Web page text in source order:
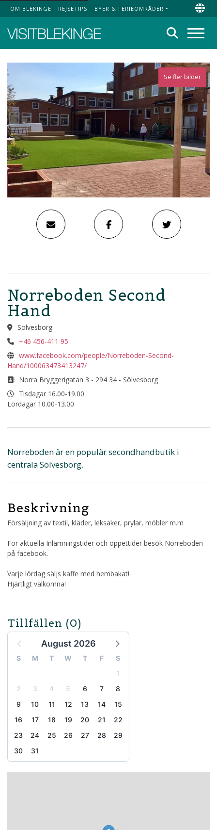
Top Menu
OM BLEKINGE REJSETIPS BYER & FERIEOMRÅDER
Søg
Se fler bilder
Norreboden Second
Hand
Sölvesborg
+46 456-411 95
www.facebook.com/people/Norreboden-Second-
Hand/100063473413247/
Norra Bryggerigatan 3 - 294 34 - Sölvesborg
Tisdagar 16.00-19.00
Lördagar 10.00-13.00
Norreboden är en populär secondhandbutik i
centrala Sölvesborg.
Beskrivning
Försäljning av textil, kläder, leksaker, prylar, möbler m.m
För aktuella Inlämningstider och öppettider besök Norreboden
på facebook.
Varje lördag säljs kaffe med hembakat!
Hjärtligt välkomna!
Tillfällen (0)
August 2026
S M T W T F
S
1
2
3 4 5 6 7
8
9
10 11 12 13 14
15
16
17 18 19 20 21
22
23
24 25 26 27 28
29
30
31